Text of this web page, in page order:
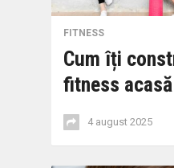
FITNESS
Cum îți
fitness acasă
4 august 2025